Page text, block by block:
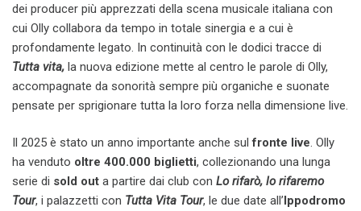
dei producer più apprezzati della scena musicale italiana con
cui Olly collabora da tempo in totale sinergia e a cui è
profondamente legato. In continuità con le dodici tracce di
Tutta vita, la nuova edizione mette al centro le parole di Olly,
accompagnate da sonorità sempre più organiche e suonate
pensate per sprigionare tutta la loro forza nella dimensione live.
Il 2025 è stato un anno importante anche sulfronte live. Olly
ha venduto oltre 400.000 biglietti, collezionando una lunga
serie di sold out a partire dai club con Lo rifarò, lo rifaremo
Tour, i palazzetti con Tutta Vita Tour, le due date all’Ippodromo